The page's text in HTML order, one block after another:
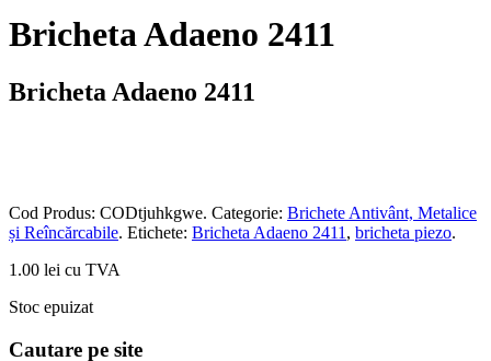
Bricheta Adaeno 2411
Bricheta Adaeno 2411
Cod Produs: CODtjuhkgwe. Categorie: Brichete Antivânt, Metalice
și Reîncărcabile. Etichete: Bricheta Adaeno 2411 , bricheta piezo.
1.00 lei cu TVA
Stoc epuizat
Cautare pe site